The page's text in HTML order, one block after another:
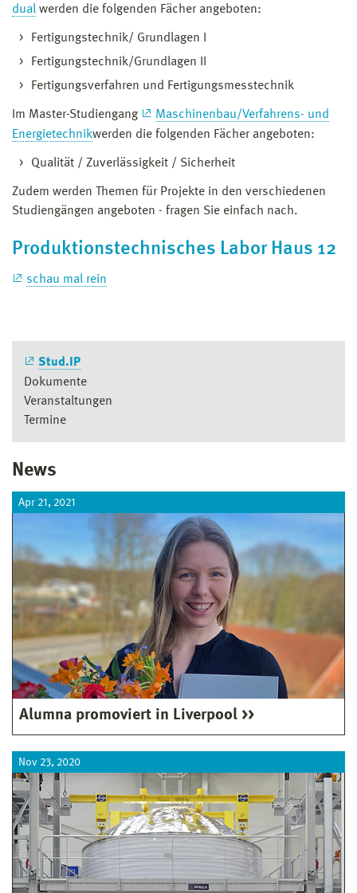
dual werden die folgenden Fächer angeboten:
Fertigungstechnik/ Grundlagen I
Fertigungstechnik/Grundlagen II
Fertigungsverfahren und Fertigungsmesstechnik
Im Master-Studiengang
Maschinenbau/Verfahrens- und
Energietechnikwerden die folgenden Fächer angeboten:
Qualität / Zuverlässigkeit / Sicherheit
Zudem werden Themen für Projekte in den verschiedenen
Studiengängen angeboten - fragen Sie einfach nach.
Produktionstechnisches Labor Haus 12
schau mal rein
Stud.IP
Dokumente
Veranstaltungen
Termine
News
Apr 21, 2021
Alumna promoviert in Liverpool
Nov 23, 2020